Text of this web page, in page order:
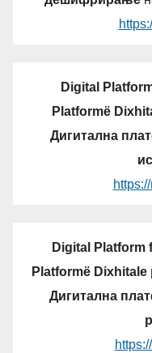
Digital
Platformë
Дигитална
Digital Platform
Platformë
Дигитална